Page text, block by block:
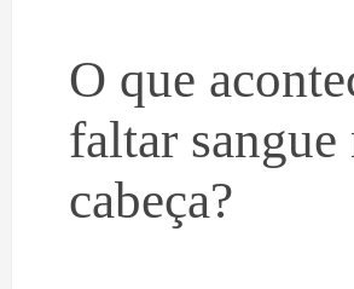
O que
faltar sangue
cabeça?